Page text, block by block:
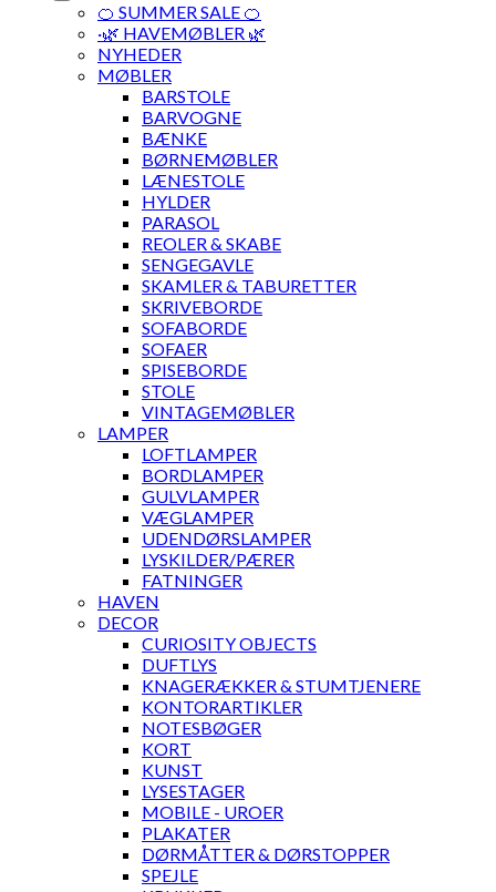
🍊 SUMMER SALE 🍊
·🌿 HAVEMØBLER 🌿
NYHEDER
MØBLER
BARSTOLE
BARVOGNE
BÆNKE
BØRNEMØBLER
LÆNESTOLE
HYLDER
PARASOL
REOLER & SKABE
SENGEGAVLE
SKAMLER & TABURETTER
SKRIVEBORDE
SOFABORDE
SOFAER
SPISEBORDE
STOLE
VINTAGEMØBLER
LAMPER
LOFTLAMPER
BORDLAMPER
GULVLAMPER
VÆGLAMPER
UDENDØRSLAMPER
LYSKILDER/PÆRER
FATNINGER
HAVEN
DECOR
CURIOSITY OBJECTS
DUFTLYS
KNAGERÆKKER & STUMTJENERE
KONTORARTIKLER
NOTESBØGER
KORT
KUNST
LYSESTAGER
MOBILE - UROER
PLAKATER
DØRMÅTTER & DØRSTOPPER
SPEJLE